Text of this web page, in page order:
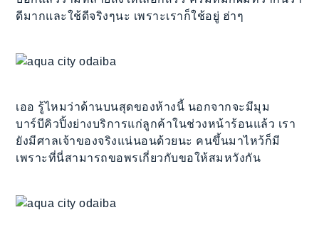
ดีมากและใช้ดีจริงๆนะ เพราะเราก็ใช้อยู่ ฮ่าๆ
เออ รู้ไหมว่าด้านบนสุดของห้างนี้ นอกจากจะมีมุม
บาร์บีคิวปิ้งย่างบริการแก่ลูกค้าในช่วงหน้าร้อนแล้ว เรา
ยังมีศาลเจ้าของจริงแน่นอนด้วยนะ คนขึ้นมาไหว้ก็มี
เพราะที่นี่สามารถขอพรเกี่ยวกับขอให้สมหวังกัน